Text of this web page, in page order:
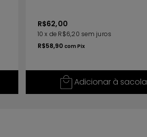
R$62,00
10 x de R$6,20 sem juros
R$58,90 com Pix
Adicionar à sacola